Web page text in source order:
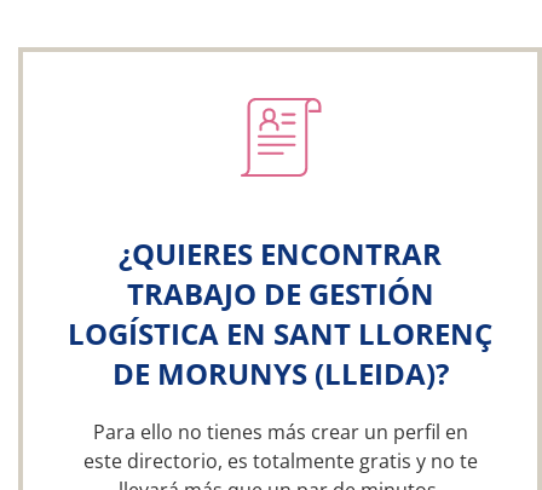
¿QUIERES ENCONTRAR
TRABAJO DE GESTIÓN
LOGÍSTICA EN SANT LLORENÇ
DE MORUNYS (LLEIDA)?
Para ello no tienes más crear un perfil en
este directorio, es totalmente gratis y no te